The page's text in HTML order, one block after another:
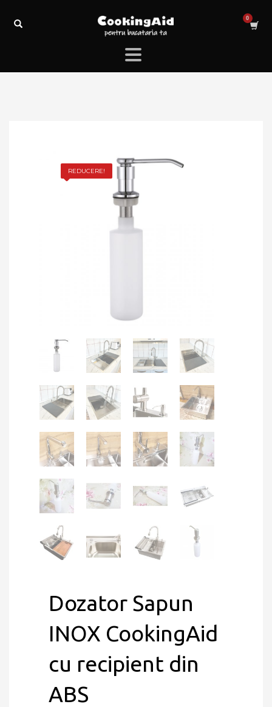
REDUCERE!
Dozator Sapun
INOX CookingAid
cu recipient din
ABS